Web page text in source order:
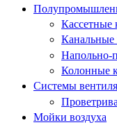
Кассетные
Напольно-
Колонные
Системы
Мойки воздуха